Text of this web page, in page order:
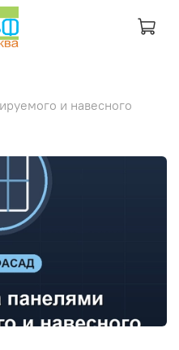
и навесного